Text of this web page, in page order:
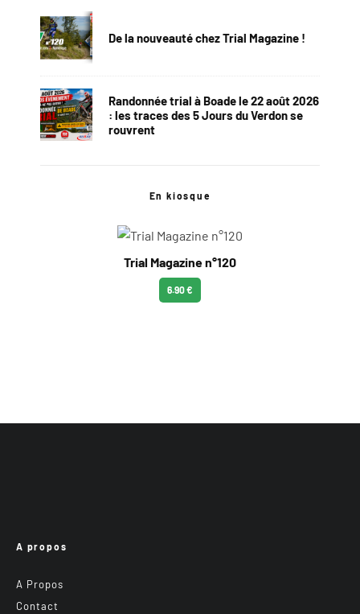
De la nouveauté chez Trial Magazine !
Randonnée trial à Boade le 22 août 2026
: les traces des 5 Jours du Verdon se
rouvrent
En kiosque
Trial Magazine n°120
6.90 €
A propos
A Propos
Contact